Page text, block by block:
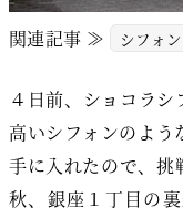
関連記事 ≫ シフォ
４日前、ショコラ
高いシフォンのよう
手に入れたので、挑
秋、銀座１丁目の